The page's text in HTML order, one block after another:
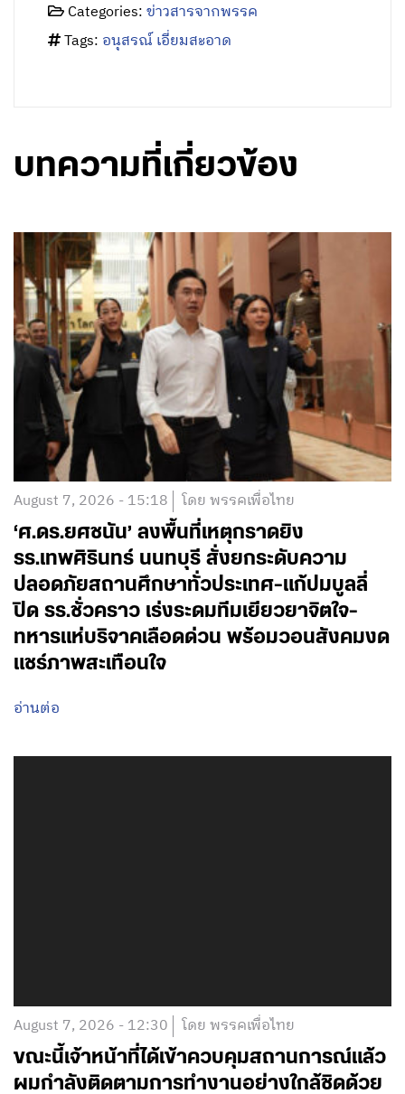
Categories:ข่าวสารจากพรรค
Tags: อนุสรณ์ เอี่ยมสะอาด
บทความที่เกี่ยวข้อง
August 7, 2026 - 15:18 โดย พรรคเพื่อไทย
‘ศ.ดร.ยศชนัน’ ลงพื้นที่เหตุกราดยิง
รร.เทพศิรินทร์ นนทบุรี สั่งยกระดับความ
ปลอดภัยสถานศึกษาทั่วประเทศ-แก้ปมบูลลี่
ปิด รร.ชั่วคราว เร่งระดมทีมเยียวยาจิตใจ-
ทหารแห่บริจาคเลือดด่วน พร้อมวอนสังคมงด
แชร์ภาพสะเทือนใจ
อ่านต่อ
August 7, 2026 - 12:30 โดย พรรคเพื่อไทย
ขณะนี้เจ้าหน้าที่ได้เข้าควบคุมสถานการณ์แล้ว
ผมกำลังติดตามการทำงานอย่างใกล้ชิดด้วย